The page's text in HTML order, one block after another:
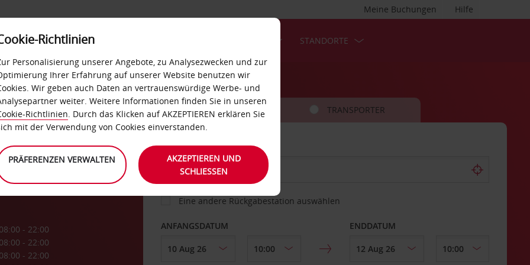
Hilfe
Meine Buchungen
SELF-SERVICES STANDORTE
08:00 - 22:00
08:00 - 22:00
08:00 - 22:00
FAHRZEUG TRANSPORTER
ABHOLEN VON
Eine andere Rückgabestation auswählen
ANFANGSDATUM ENDDATUM
Richtlinien
Personalisierung unserer Angebote, zu Analysezwecken und zur
Ihrer Erfahrung auf unserer Website benutzen wir
Wir geben auch Daten an vertrauenswürdige Werbe- und
weiter. Weitere Informationen finden Sie in unseren
Richtlinien. Durch das Klicken auf AKZEPTIEREN erklären Sie
mit der Verwendung von Cookies einverstanden.
PRÄFERENZEN VERWALTEN
AKZEPTIEREN UND
SCHLIESSEN